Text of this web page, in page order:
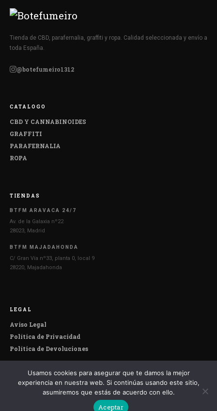
Tienda de CBD, parafernalia, graffiti y ropa. Calidad seleccionada y envío a
toda España.
@botefumeiro1312
CATALOGO
CBD Y CANNABINOIDES
GRAFFITI
PARAFERNALIA
ROPA
TIENDAS
BTFM ARAVACA 24/7
Av. de la Galaxia nº22
28023, Madrid
BTFM MAJADAHONDA
C/ Gran Vía nº33, planta 0, local 9
28220, Majadahonda
LEGAL
Aviso Legal
Política de Privacidad
Política de Devoluciones
© 2026 Botefumeiro. Todos los derechos reservados.
Usamos cookies para asegurar que te damos la mejor
experiencia en nuestra web. Si continúas usando este sitio,
asumiremos que estás de acuerdo con ello.
Aceptar